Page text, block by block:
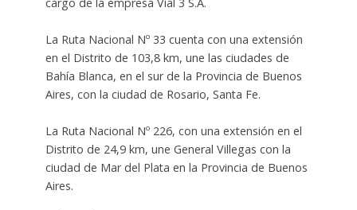
cargo de la empresa Vial 3 S.A.
La Ruta Nacional Nº 33 cuenta con una extensión
en el Distrito de 103,8 km, une las ciudades de
Bahía Blanca, en el sur de la Provincia de Buenos
Aires, con la ciudad de Rosario, Santa Fe.
La Ruta Nacional Nº 226, con una extensión en el
Distrito de 24,9 km, une General Villegas con la
ciudad de Mar del Plata en la Provincia de Buenos
Aires.